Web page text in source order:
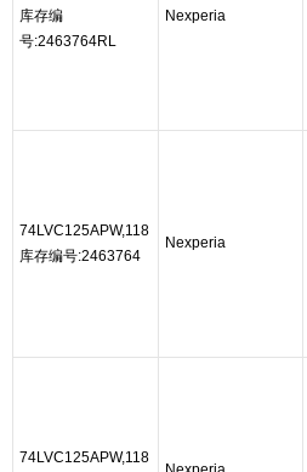
库存编
号:2463764RL
Nexperia
74LVC125APW,118
库存编号:2463764
Nexperia
74LVC125APW,118